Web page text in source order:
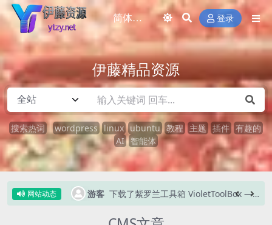
登录
伊藤精品资源
搜索热词 wordpress linux ubuntu 教程 主题 插件 有趣的
AI 智能体
网站动态
8 小时前 下载了紫罗兰工具箱 VioletToolBox — Android 玩机神器，60+ 功能免费开源 9 小时前
游客 下载了紫罗兰工具箱 VioletToolBox — Android 玩机神器，60+ 功能免费开源